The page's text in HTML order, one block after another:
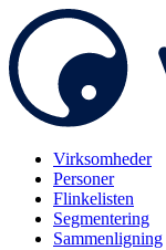
Virksomheder
Personer
Flinkelisten
Segmentering
Sammenligning